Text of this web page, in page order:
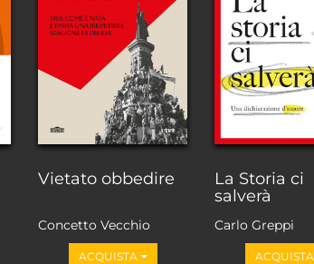
Vietato obbedire
Concetto Vecchio
ACQUISTA
La Storia ci
salverà
Carlo Greppi
ACQUISTA